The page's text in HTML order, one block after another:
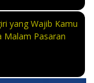
yang Wajib Kamu
Malam Pasaran